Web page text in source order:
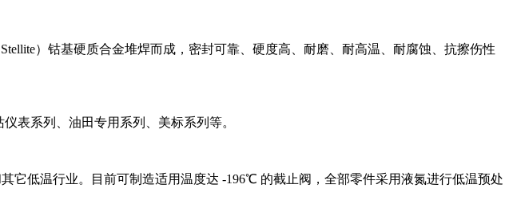
）钴基硬质合金堆焊而成，密封可靠、硬度高、耐磨、耐高温、耐腐蚀、抗擦伤性
仪表系列、油田专用系列、美标系列等。
它低温行业。目前可制造适用温度达 -196℃ 的截止阀，全部零件采用液氮进行低温预处